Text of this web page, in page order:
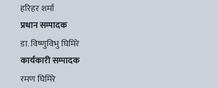
हरिहर शर्मा
प्रधान सम्पादक
डा. विष्णुविभु घिमिरे
कार्यकारी सम्पादक
रमण घिमिरे